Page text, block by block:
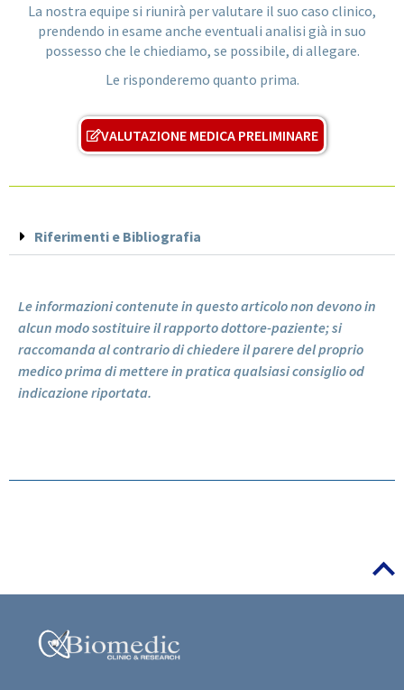
La nostra equipe si riunirà per valutare il suo caso clinico,
prendendo in esame anche eventuali analisi già in suo
possesso che le chiediamo, se possibile, di allegare.
Le risponderemo quanto prima.
VALUTAZIONE MEDICA PRELIMINARE
Riferimenti e Bibliografia
Le informazioni contenute in questo articolo non devono in
alcun modo sostituire il rapporto dottore-paziente; si
raccomanda al contrario di chiedere il parere del proprio
medico prima di mettere in pratica qualsiasi consiglio od
indicazione riportata.